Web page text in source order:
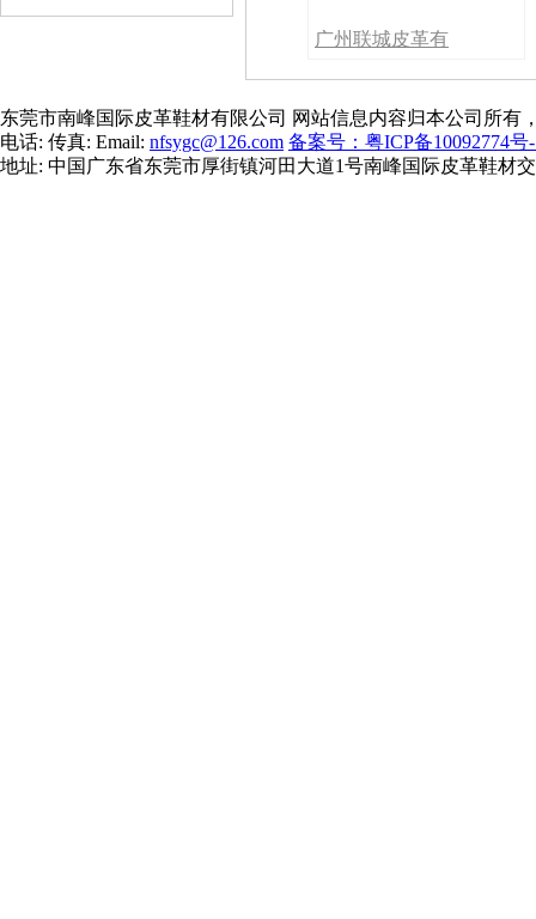
广州联城皮革有
东莞市南峰国际皮革鞋材有限公司 网站信息内容归本公司所有
电话: 传真: Email: nfsygc@126.com 备案号：粤ICP备10092774号
地址: 中国广东省东莞市厚街镇河田大道1号南峰国际皮革鞋材